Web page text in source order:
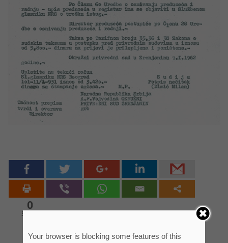
0
Shares
Your browser is blocking some features of this